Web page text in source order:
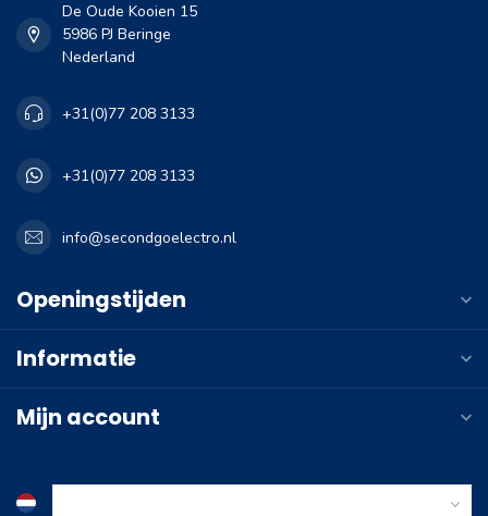
De Oude Kooien 15
5986 PJ Beringe
Nederland
+31(0)77 208 3133
+31(0)77 208 3133
info@secondgoelectro.nl
Openingstijden
Informatie
Mijn account